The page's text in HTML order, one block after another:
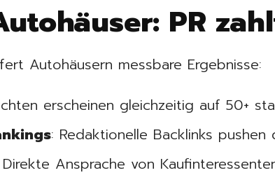
PR
Autohäusern messbare Ergebnisse:
erscheinen gleichzeitig auf 50+
: Redaktionelle Backlinks pushen
Ansprache von